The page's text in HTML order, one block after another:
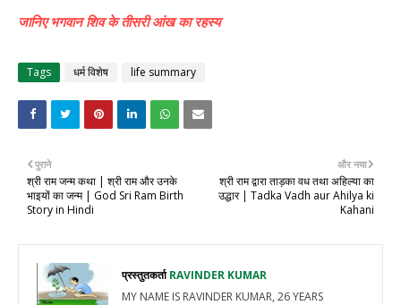
जानिए भगवान शिव के तीसरी आंख का रहस्य
Tags धर्म विशेष life summary
और नया
श्री राम द्वारा ताड़का वध तथा अहिल्या का
उद्धार | Tadka Vadh aur Ahilya ki
Kahani
पुराने
श्री राम जन्म कथा | श्री राम और उनके
भाइयों का जन्म | God Sri Ram Birth
Story in Hindi
प्रस्तुतकर्ताRAVINDER KUMAR
MY NAME IS RAVINDER KUMAR, 26 YEARS